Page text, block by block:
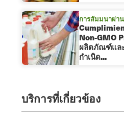
การสัมมนาผ่าน
Non-GMO
ผลิตภัณฑ์แล
กำเนิด...
บริการที่เกี่ยวข้อง